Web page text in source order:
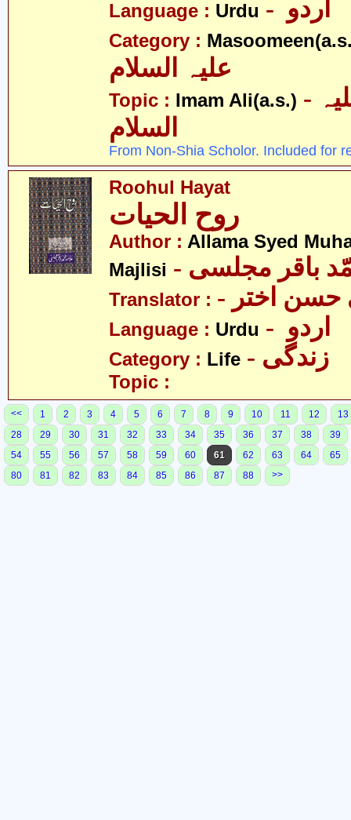
Language : Urdu
Category :
Topic : Imam Ali(a.s.) - امام علی علیہ
السلام
From Non-Shia Scholor. Included for
Roohul Hayat
Author : Allama Syed
Majlisi
باقر مجلسی
Translator : حسن اختر
Language : Urdu
Category : Life - زندگی
Topic :
<< 1 2 3 4 5 6 7 8 9 10 11 12
13
28
29 30 31 32 33 34 35 36 37 38
39
54
55 56 57 58 59 60 61 62 63 64
65
80
81 82 83 84 85 86 87 88 >>